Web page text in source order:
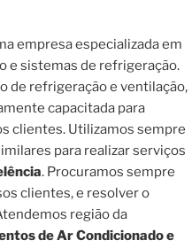
empresa especializada em
e sistemas de refrigeração.
de refrigeração e ventilação,
capacitada para
clientes. Utilizamos sempre
para realizar serviços
. Procuramos sempre
clientes, e resolver o
região da
de Ar Condicionado e